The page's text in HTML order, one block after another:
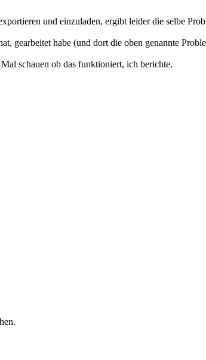
und einzuladen, ergibt leider die selbe
habe (und dort die oben genannte
schauen ob das funktioniert, ich berichte.